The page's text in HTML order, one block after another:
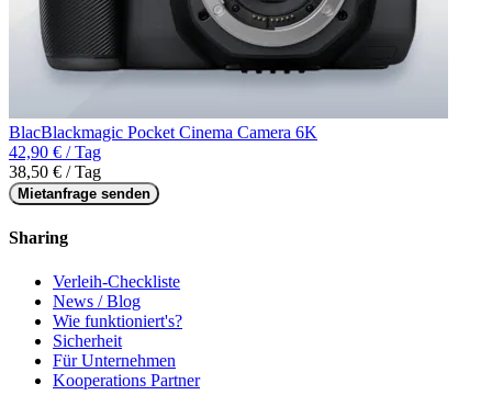
BlacBlackmagic Pocket Cinema Camera 6K
42,90 € / Tag
38,50 € / Tag
Mietanfrage senden
Sharing
Verleih-Checkliste
News / Blog
Wie funktioniert's?
Sicherheit
Für Unternehmen
Kooperations Partner